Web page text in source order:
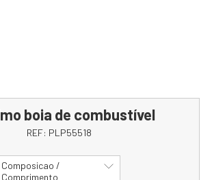
boia de combustível
REF: PLP55518
Composicao /
Comprimento